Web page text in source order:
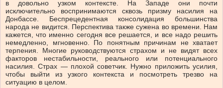
в довольно узком контексте. На Западе они почти
исключительно воспринимаются сквозь призму насилия на
Донбассе. Беспрецедентная консолидация большинства
народа не видится. Перспектива также сужена во времени. Нам
кажется, что именно сегодня все решается, и все надо решить
немедленно, мгновенно. По понятным причинам не хватает
терпения. Многие руководствуются страхом и не видят всех
факторов нестабильности, реального или потенциального
насилия. Страх — плохой советчик. Нужно приложить усилия,
чтобы выйти из узкого контекста и посмотреть трезво на
ситуацию в целом.